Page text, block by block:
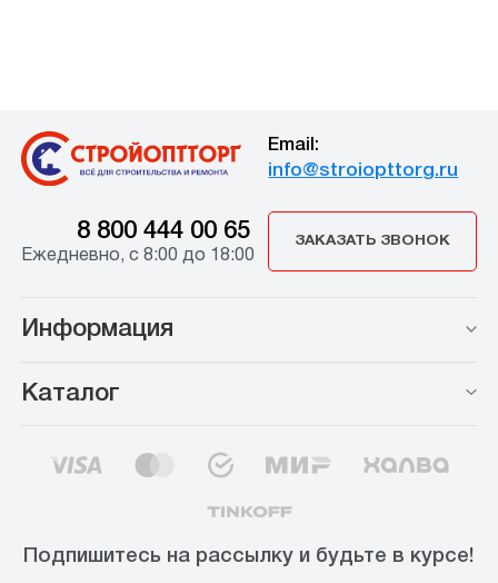
Email:
info@stroiopttorg.ru
8 800 444 00 65
Ежедневно, с 8:00 до 18:00
ЗАКАЗАТЬ ЗВОНОК
Информация
Каталог
Подпишитесь на рассылку и будьте в курсе!